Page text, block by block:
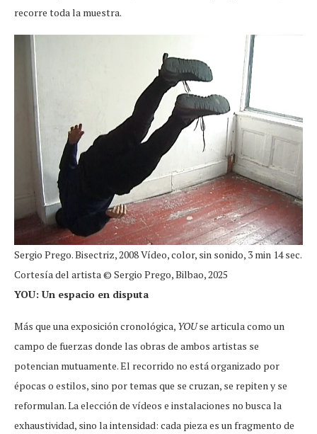
recorre toda la muestra.
Sergio Prego. Bisectriz, 2008 Vídeo, color, sin sonido, 3 min 14 sec.
Cortesía del artista © Sergio Prego, Bilbao, 2025
YOU: Un espacio en disputa
Más que una exposición cronológica, YOUse articula como un
campo de fuerzas donde las obras de ambos artistas se
potencian mutuamente. El recorrido no está organizado por
épocas o estilos, sino por temas que se cruzan, se repiten y se
reformulan. La elección de vídeos e instalaciones no busca la
exhaustividad, sino la intensidad: cada pieza es un fragmento de